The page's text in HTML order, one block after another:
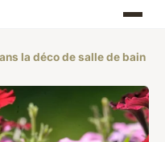
la déco de salle de bain